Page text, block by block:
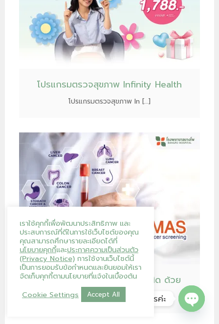
โปรแกรมตรวจสุขภาพ Infinity Health
โปรแกรมตรวจสุขภาพ In […]
โปรแกรมคัดกรองมะเร็ง 10 ชนิด ด้วย
Spot-MAS
เราใช้คุกกี้เพื่อพัฒนาประสิทธิภาพ และ
ประสบการณ์ที่ดีในการใช้เว็บไซต์ของคุณ
คุณสามารถศึกษารายละเอียดได้ที่
นโยบายคุกกี้และประกาศความเป็นส่วนตัว
(Privacy Notice) การใช้งานเว็บไซต์นี้
เป็นการยอมรับข้อกำหนดและยินยอมให้เรา
จัดเก็บคุกกี้ตามนโยบายที่แจ้งในเบื้องต้น
Cookie Settings
Accept All
โรงพยาบาลบางโพ ยินดีให้บริการค่ะ
Open